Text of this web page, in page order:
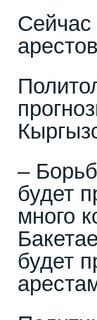
–
будет
много
будет